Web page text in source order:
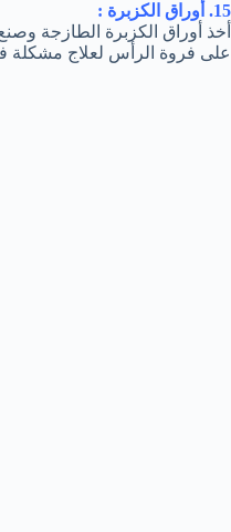
15. أوراق الكزبرة :
أخذ أوراق الكزبرة الطازجة
على فروة الرأس لعلاج مشكلة